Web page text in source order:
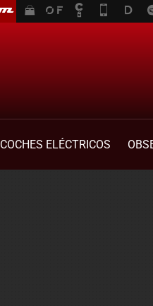
COCHES ELÉCTRICOS